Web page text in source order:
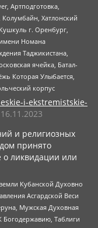
Артподготовка,
Колумбайн, Хатлонский
г. Оренбург,
Номана
Таджикистана,
ячейка, Батал-
Которая Улыбается,
корпус
i-ekstremistskie-
16.11.2023
и религиозных
принято
о ликвидации или
Кубанской Духовно
Асгардской Веси
Мужская Духовная
Богодержавию, Таблиги